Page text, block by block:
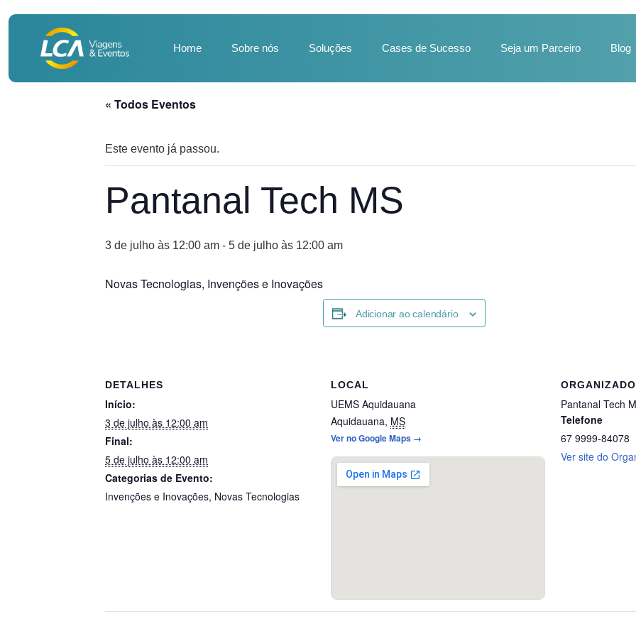
Home Sobre nós Soluções Cases de Sucesso Seja um Parceiro Blog
« Todos Eventos
Este evento já passou.
Pantanal Tech MS
3 de julho às 12:00 am - 5 de julho às 12:00 am
Novas Tecnologias, Invenções e Inovações
Adicionar ao calendário
DETALHES
Início:
3 de julho às 12:00 am
Final:
5 de julho às 12:00 am
Categorias de Evento:
Invenções e Inovações, Novas Tecnologias
LOCAL
UEMS Aquidauana
Aquidauana, MS
Ver no Google Maps →
Pantanal Tech
Telefone
67 9999-84078
Ver site do